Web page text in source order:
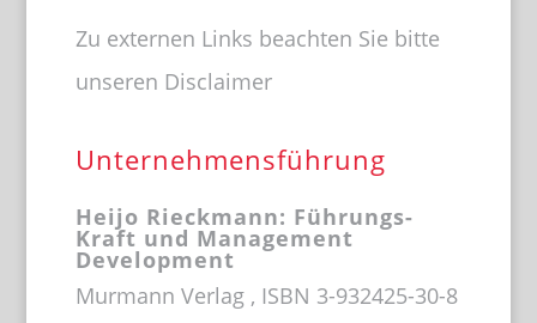
Zu externen Links beachten Sie bitte
unseren Disclaimer
Unternehmensführung
Heijo Rieckmann: Führungs-
Kraft und Management
Development
Murmann Verlag , ISBN 3-932425-30-8